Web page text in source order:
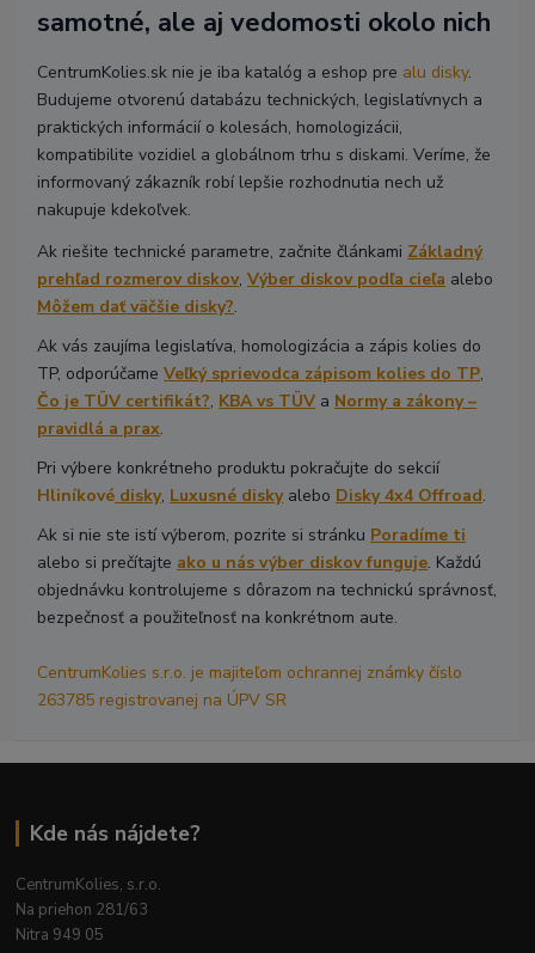
samotné, ale aj vedomosti okolo nich
CentrumKolies.sk nie je iba katalóg a eshop pre alu disky.
Budujeme otvorenú databázu technických, legislatívnych a
praktických informácií o kolesách, homologizácii,
kompatibilite vozidiel a globálnom trhu s diskami. Veríme, že
informovaný zákazník robí lepšie rozhodnutia nech už
nakupuje kdekoľvek.
Ak riešite technické parametre, začnite článkami Základný
prehľad rozmerov diskov,Výber diskov podľa cieľa alebo
Môžem dať väčšie disky?.
Ak vás zaujíma legislatíva, homologizácia a zápis kolies do
TP, odporúčameVeľký sprievodca zápisom kolies do TP,
Čo je TÜV certifikát?, KBA vs TÜV a Normy a zákony –
pravidlá a prax.
Pri výbere konkrétneho produktu pokračujte do sekcií
Hliníkové disky, Luxusné diskyalebo Disky 4x4 Offroad.
Ak si nie ste istí výberom, pozrite si stránku Poradíme ti
alebo si prečítajte ako u nás výber diskov funguje. Každú
objednávku kontrolujeme s dôrazom na technickú správnosť,
bezpečnosť a použiteľnosť na konkrétnom aute.
CentrumKolies s.r.o. je majiteľom ochrannej známky číslo
263785 registrovanej na ÚPV SR
Kde nás nájdete?
CentrumKolies, s.r.o.
Na priehon 281/63
Nitra 949 05